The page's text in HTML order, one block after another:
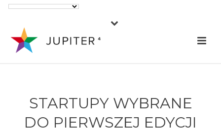
STARTUPY WYBRANE
DO PIERWSZEJ EDYCJI